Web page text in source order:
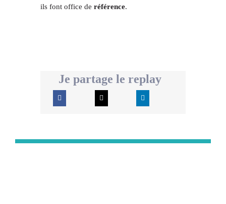
ils font office de référence.
Je partage le replay